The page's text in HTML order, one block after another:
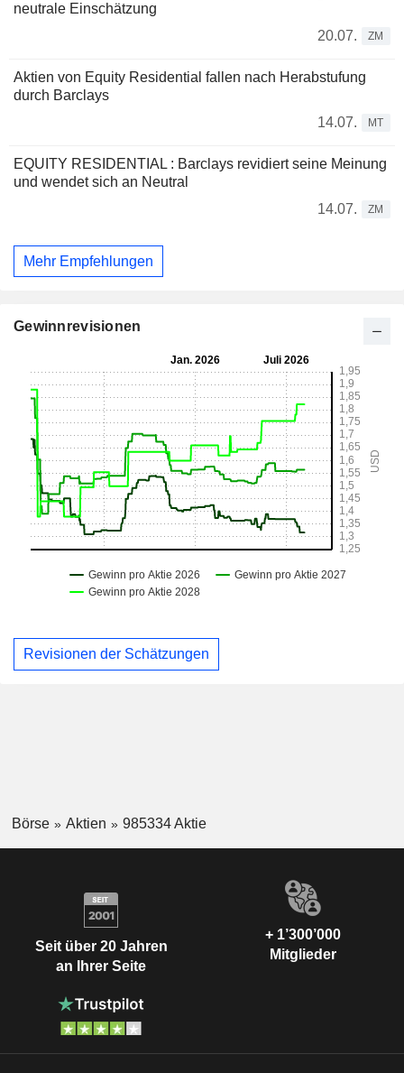
neutrale Einschätzung
20.07.
ZM
Aktien von Equity Residential fallen nach Herabstufung
durch Barclays
14.07.
MT
EQUITY RESIDENTIAL : Barclays revidiert seine Meinung
und wendet sich an Neutral
14.07.
ZM
Mehr Empfehlungen
Gewinnrevisionen
Revisionen der Schätzungen
Börse Aktien 985334 Aktie
Seit über 20 Jahren
an Ihrer Seite
+ 1’300’000
Mitglieder